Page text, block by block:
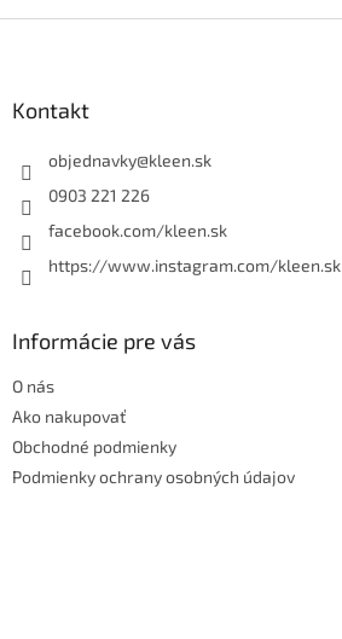
Kontakt
objednavky@kleen.sk
0903 221 226
facebook.com/kleen.sk
https://www.instagram.com/kleen.sk
Informácie pre vás
O nás
Ako nakupovať
Obchodné podmienky
Podmienky ochrany osobných údajov